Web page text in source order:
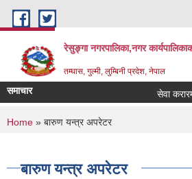
Skip to main content
रेसुङ्गा नगरपालिका,नगर
तम्घास, गुल्मी, लुम्बिनी प्रदेश, नेपाल
समाचार सेवा
You are here
Home » बारुण यन्त्र अपरेटर
बारुण यन्त्र अपरेटर